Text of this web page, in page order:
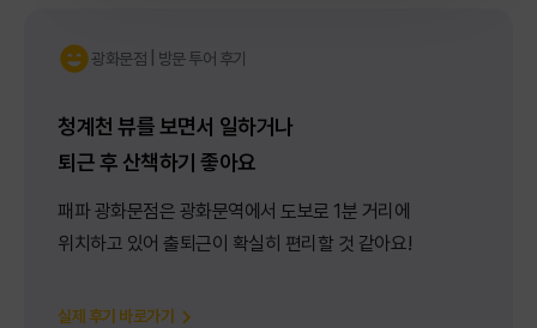
광화문점 | 방문 투어 후기
청계천 뷰를 보면서 일하거나
퇴근 후 산책하기 좋아요
패파 광화문점은 광화문역에서 도보로 1분 거리에
위치하고 있어 출퇴근이 확실히 편리할 것 같아요!
실제 후기 바로가기